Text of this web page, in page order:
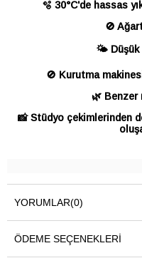
🫧 30°C'de hassas
🚫
🌤️ Düşük
🚫 Kurutma
🌿 Benzer
📸 Stüdyo çekimlerinden
YORUMLAR(0)
ÖDEME SEÇENEKLERI